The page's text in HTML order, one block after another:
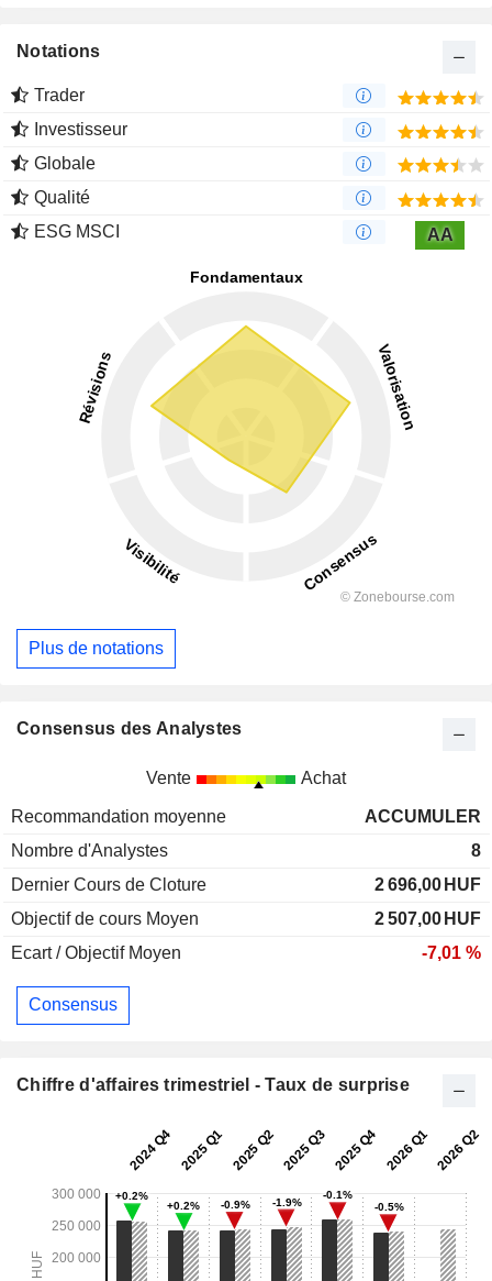
Notations
Trader
Investisseur
Globale
Qualité
ESG MSCI
AA
Plus de notations
Consensus des Analystes
Vente Achat
Recommandation moyenne
ACCUMULER
Nombre d'Analystes
8
Dernier Cours de Cloture
2 696,00 HUF
Objectif de cours Moyen
2 507,00 HUF
Ecart / Objectif Moyen
-7,01 %
Consensus
Chiffre d'affaires trimestriel - Taux de surprise